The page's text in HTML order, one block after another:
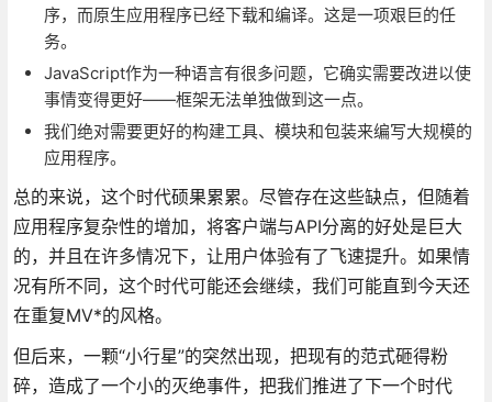
序，而原生应用程序已经下载和编译。这是一项艰巨的任
务。
JavaScript作为一种语言有很多问题，它确实需要改进以使
事情变得更好——框架无法单独做到这一点。
我们绝对需要更好的构建工具、模块和包装来编写大规模的
应用程序。
总的来说，这个时代硕果累累。尽管存在这些缺点，但随着
应用程序复杂性的增加，将客户端与API分离的好处是巨大
的，并且在许多情况下，让用户体验有了飞速提升。如果情
况有所不同，这个时代可能还会继续，我们可能直到今天还
在重复MV*的风格。
但后来，一颗“小行星”的突然出现，把现有的范式砸得粉
碎，造成了一个小的灭绝事件，把我们推进了下一个时代